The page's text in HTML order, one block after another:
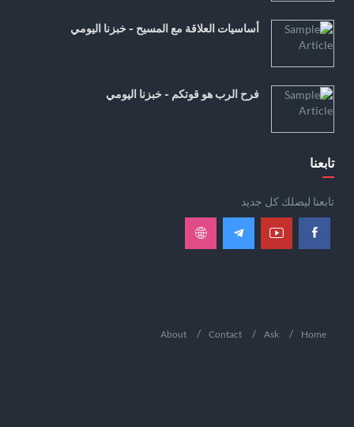
أساسيات العلاقة مع المسيح - خبزنا اليومي
فرح الرب هو قوتكم - خبزنا اليومي
تابعنا
تابعنا ليصلك كل جديد
Home
Ask
Contact
About